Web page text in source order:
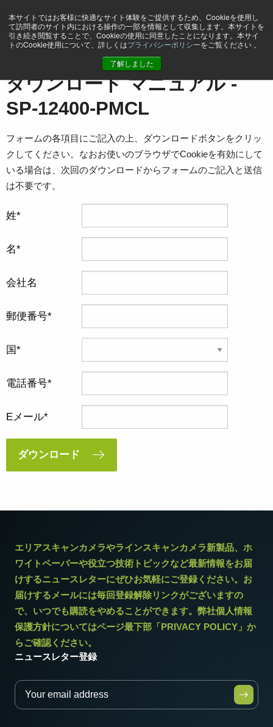
本サイトではお客様に快適なサイト体験をご提供するため、Cookieを使用し
て訪問者のサイト内における操作の一部を情報として収集します。本サイトを
引き続き閲覧することで、Cookieの使用に同意したことになります。本サイ
トのCookie使用について、詳しくはプライバシーポリシーをご覧ください 。
了解しました
マニュアル - SP-12400-PMCL
ダウンロード マニュアル -
SP-12400-PMCL
フォームの各項目にご記入の上、ダウンロードボタンをクリッ
クしてください。なおお使いのブラウザでCookieを有効にして
いる場合は、次回のダウンロードからフォームのご記入と送信
は不要です。
姓
名
会社名
郵便番号
国
電話番号
Eメール
ダウンロード
エリアスキャンカメラやラインスキャンカメラ新製品、ホ
ワイトペーパーや役立つ技術トピックなど最新情報をお届
けするニュースレターにぜひお気軽にご登録ください。お
届けするメールには毎回登録解除リンクがございますの
で、いつでも購読をやめることができます。弊社個人情報
保護方針についてはページ最下部「PRIVACY POLICY」か
らご確認ください。
ニュースレター登録